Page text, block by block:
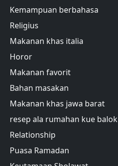
Kemampuan berbahasa
Religius
Makanan khas italia
Horor
Makanan favorit
Bahan masakan
Makanan khas jawa barat
resep ala rumahan kue balok
Relationship
Puasa Ramadan